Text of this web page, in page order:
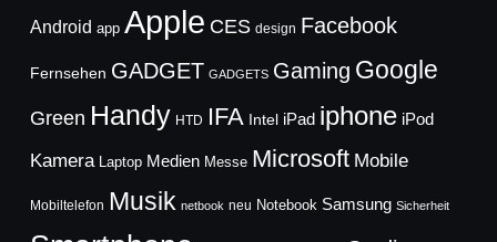
Android app Apple CES design Facebook
Fernsehen GADGET GADGETS Gaming Google
Green Handy HTD IFA Intel iPad iphone iPod
Kamera Laptop Medien Messe Microsoft Mobile
Mobiltelefon Musik netbook neu Notebook Samsung Sicherheit